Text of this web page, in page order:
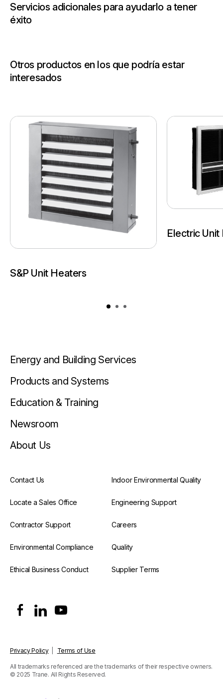
Servicios adicionales para ayudarlo a tener
éxito
Otros productos en los que podría estar
interesados
S&P Unit Heaters
Electric
Energy and Building Services
Products and Systems
Education & Training
Newsroom
About Us
Contact Us Indoor Environmental Quality
Locate a Sales Office Engineering Support
Contractor Support Careers
Environmental Compliance Quality
Ethical Business Conduct Supplier Terms
Privacy Policy| Terms of Use
All trademarks referenced are the trademarks of their respective owners.
© 2025 Trane. All Rights Reserved.